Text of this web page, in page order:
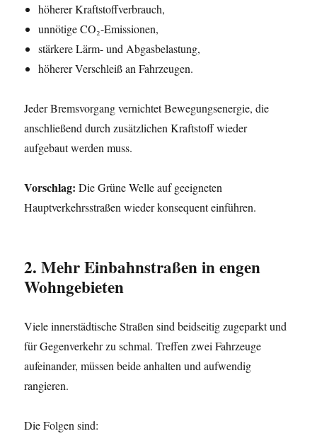
höherer Kraftstoffverbrauch,
unnötige CO₂-Emissionen,
stärkere Lärm- und Abgasbelastung,
höherer Verschleiß an Fahrzeugen.
Jeder Bremsvorgang vernichtet Bewegungsenergie, die
anschließend durch zusätzlichen Kraftstoff wieder
aufgebaut werden muss.
Vorschlag: Die Grüne Welle auf geeigneten
Hauptverkehrsstraßen wieder konsequent einführen.
2. Mehr Einbahnstraßen in engen
Wohngebieten
Viele innerstädtische Straßen sind beidseitig zugeparkt und
für Gegenverkehr zu schmal. Treffen zwei Fahrzeuge
aufeinander, müssen beide anhalten und aufwendig
rangieren.
Die Folgen sind: